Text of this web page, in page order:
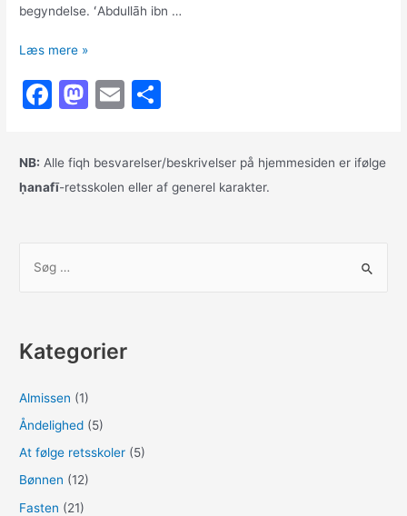
begyndelse. ʻAbdullāh ibn …
Turban-
islam
Læs mere »
F
c
e
o
M
st
o
E
ai
l
ar
e
NB: Alle fiqh besvarelser/beskrivelser på hjemmesiden er ifølge
ḥanafī-retsskolen eller af generel karakter.
f
e
r
:
Kategorier
Almissen (1)
Åndelighed (5)
At følge retsskoler (5)
Bønnen (12)
Fasten (21)